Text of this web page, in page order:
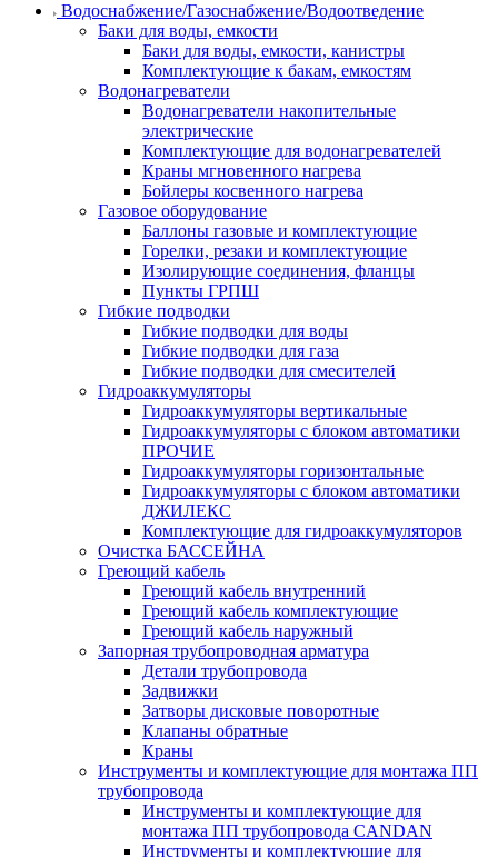
Водоснабжение/Газоснабжение/Водоотведение
Баки для воды, емкости
Баки для воды, емкости, канистры
Комплектующие к бакам, емкостям
Водонагреватели
Водонагреватели накопительные
электрические
Комплектующие для водонагревателей
Краны мгновенного нагрева
Бойлеры косвенного нагрева
Газовое оборудование
Баллоны газовые и комплектующие
Горелки, резаки и комплектующие
Изолирующие соединения, фланцы
Пункты ГРПШ
Гибкие подводки
Гибкие подводки для воды
Гибкие подводки для газа
Гибкие подводки для смесителей
Гидроаккумуляторы
Гидроаккумуляторы вертикальные
Гидроаккумуляторы с блоком автоматики
ПРОЧИЕ
Гидроаккумуляторы горизонтальные
Гидроаккумуляторы с блоком автоматики
ДЖИЛЕКС
Комплектующие для гидроаккумуляторов
Очистка БАССЕЙНА
Греющий кабель
Греющий кабель внутренний
Греющий кабель комплектующие
Греющий кабель наружный
Запорная трубопроводная арматура
Детали трубопровода
Задвижки
Затворы дисковые поворотные
Клапаны обратные
Краны
Инструменты и комплектующие для монтажа ПП
трубопровода
Инструменты и комплектующие для
монтажа ПП трубопровода CANDAN
Инструменты и комплектующие для